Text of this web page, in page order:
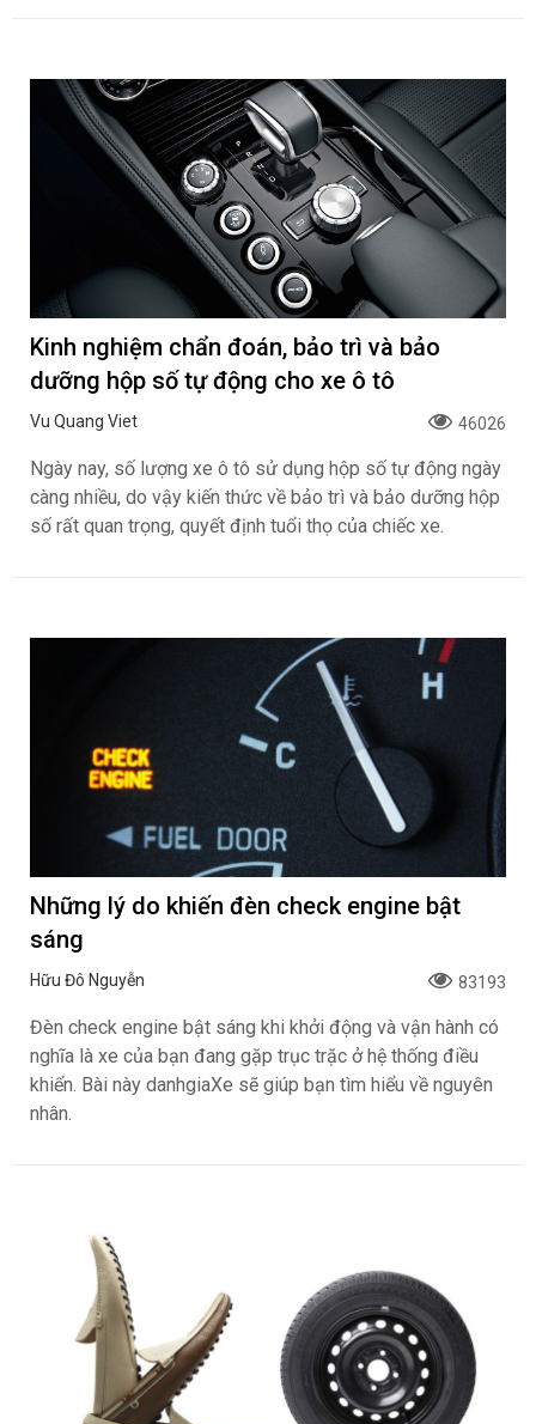
Kinh nghiệm chẩn đoán, bảo trì và bảo
dưỡng hộp số tự động cho xe ô tô
Vu Quang Viet 46026
Ngày nay, số lượng xe ô tô sử dụng hộp số tự động ngày
càng nhiều, do vậy kiến thức về bảo trì và bảo dưỡng hộp
số rất quan trọng, quyết định tuổi thọ của chiếc xe.
Những lý do khiến đèn check engine bật
sáng
Hữu Đô Nguyễn 83193
Đèn check engine bật sáng khi khởi động và vận hành có
nghĩa là xe của bạn đang gặp trục trặc ở hệ thống điều
khiển. Bài này danhgiaXe sẽ giúp bạn tìm hiểu về nguyên
nhân.